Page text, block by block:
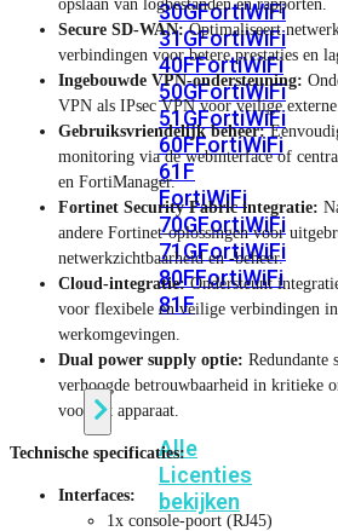
30GFortiWiFi
31GFortiWiFi
40FFortiWiFi
50GFortiWiFi
51GFortiWiFi
60FFortiWiFi
61F
FortiWiFi
70GFortiWiFi
71GFortiWiFi
80FFortiWiFi
81F
Licentie
Alle
Licenties
bekijken
opslaan van logbestanden en rapporten.
Secure SD-WAN:Optimaliseert
verbindingen voor betere prestaties en
Ingebouwde VPN-ondersteuning:
VPN als IPsec VPN voor veilige externe
Gebruiksvriendelijk beheer:
monitoring via de webinterface of
en FortiManager.
Fortinet Security Fabric integratie:
andere Fortinet-oplossingen voor
netwerkzichtbaarheid en -beheer.
Cloud-integratie:Ondersteunt
voor flexibele en veilige verbindingen
werkomgevingen.
Dual power supply optie: Redundante
verhoogde betrouwbaarheid in kritieke
voor dit apparaat.
Technische specificaties:
Interfaces:
1x console-poort (RJ45)